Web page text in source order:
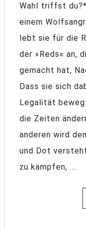
Wahl triffst
einem
lebt sie für die
der »Reds« an,
gemacht hat,
Dass sie sich
Legalität
die Zeiten
anderen wird
und Dot
zu kämpfen, ...